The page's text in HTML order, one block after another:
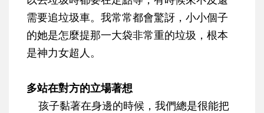
需要追垃圾車。我常常都會驚訝，小小個子
的她是怎麼提那一大袋非常重的垃圾，根本
是神力女超人。
多站在對方的立場著想
孩子黏著在身邊的時候，我們總是很能把